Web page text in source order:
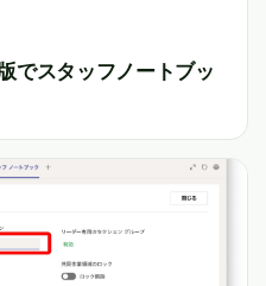
でスタッフノートブッ